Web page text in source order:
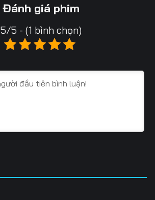
Tập 20
Tập 26
Tập 32 Tập 33
Tập 38 Tập 39
Đánh giá phim
5/5 - (1 bình chọn)